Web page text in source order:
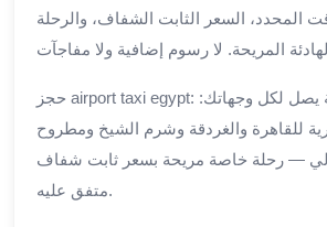
المحدد، السعر الثابت الشفاف، والرحلة
حجز airport taxi egypt: ليموزين اسكندرية يصل لكل وجهاتك:
للقاهرة والغردقة وشرم الشيخ ومطروح
— رحلة خاصة مريحة بسعر ثابت شفاف
متفق عليه.